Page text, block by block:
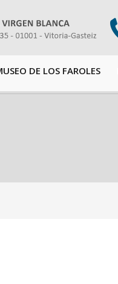
DE LOS FAROLES